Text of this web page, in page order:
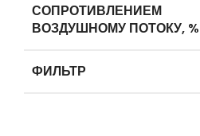
СОПРОТИВЛЕНИЕМ
ВОЗДУШНОМУ ПОТОКУ, %
ФИЛЬТР